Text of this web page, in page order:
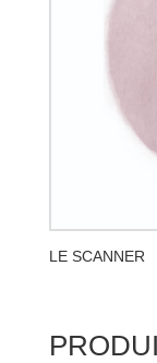
LE SCANNER